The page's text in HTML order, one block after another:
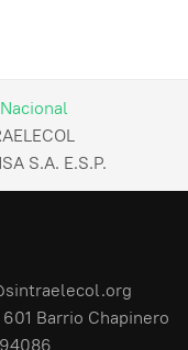
Nacional
S.A. E.S.P.
Barrio Chapinero